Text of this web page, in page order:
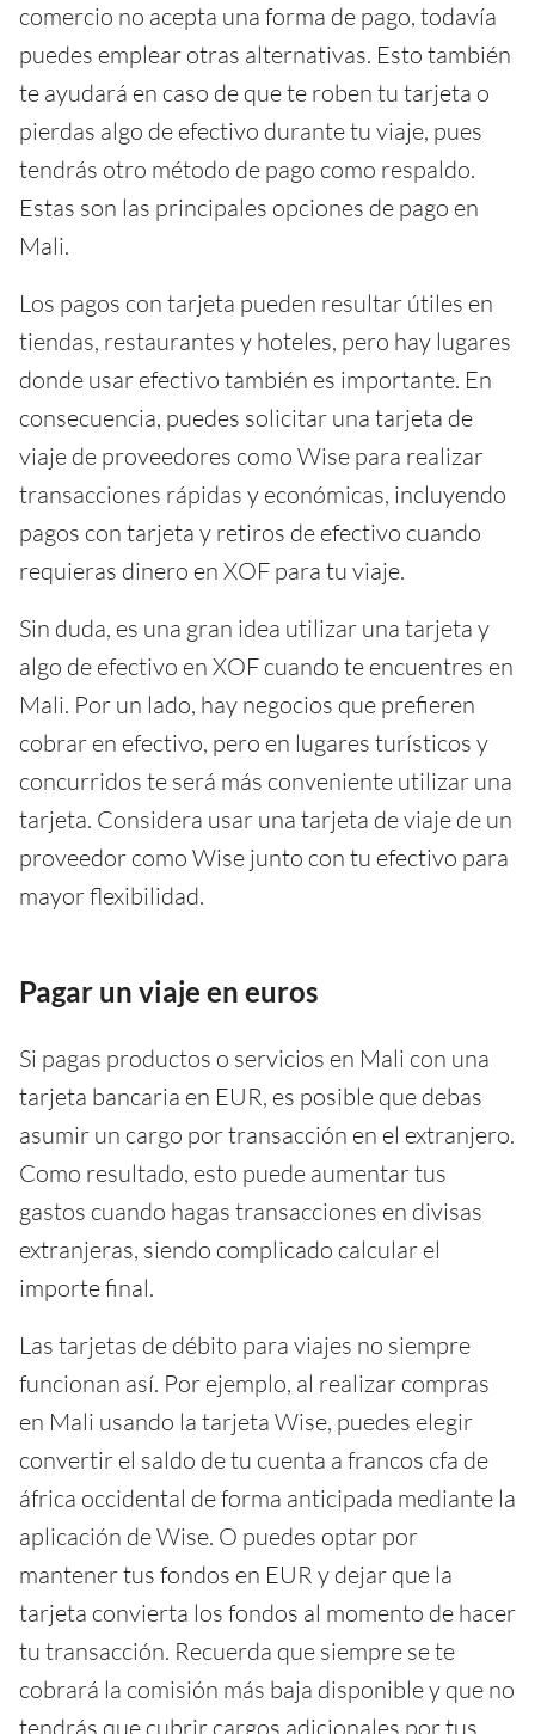
comercio no acepta una forma de pago, todavía
puedes emplear otras alternativas. Esto también
te ayudará en caso de que te roben tu tarjeta o
pierdas algo de efectivo durante tu viaje, pues
tendrás otro método de pago como respaldo.
Estas son las principales opciones de pago en
Mali.
Los pagos con tarjeta pueden resultar útiles en
tiendas, restaurantes y hoteles, pero hay lugares
donde usar efectivo también es importante. En
consecuencia, puedes solicitar una tarjeta de
viaje de proveedores como Wise para realizar
transacciones rápidas y económicas, incluyendo
pagos con tarjeta y retiros de efectivo cuando
requieras dinero en XOF para tu viaje.
Sin duda, es una gran idea utilizar una tarjeta y
algo de efectivo en XOF cuando te encuentres en
Mali. Por un lado, hay negocios que prefieren
cobrar en efectivo, pero en lugares turísticos y
concurridos te será más conveniente utilizar una
tarjeta. Considera usar una tarjeta de viaje de un
proveedor como Wise junto con tu efectivo para
mayor flexibilidad.
Pagar un viaje en euros
Si pagas productos o servicios en Mali con una
tarjeta bancaria en EUR, es posible que debas
asumir un cargo por transacción en el extranjero.
Como resultado, esto puede aumentar tus
gastos cuando hagas transacciones en divisas
extranjeras, siendo complicado calcular el
importe final.
Las tarjetas de débito para viajes no siempre
funcionan así. Por ejemplo, al realizar compras
en Mali usando la tarjeta Wise, puedes elegir
convertir el saldo de tu cuenta a francos cfa de
áfrica occidental de forma anticipada mediante la
aplicación de Wise. O puedes optar por
mantener tus fondos en EUR y dejar que la
tarjeta convierta los fondos al momento de hacer
tu transacción. Recuerda que siempre se te
cobrará la comisión más baja disponible y que no
tendrás que cubrir cargos adicionales por tus